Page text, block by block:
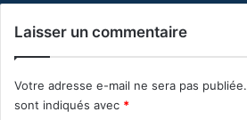
Laisser un commentaire
Votre adresse e-mail ne sera pas publiée.
sont indiqués avec *